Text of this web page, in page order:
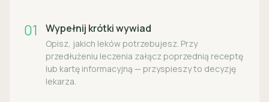
01 Wypełnij krótki wywiad
Opisz, jakich leków potrzebujesz. Przy
przedłużeniu leczenia załącz poprzednią receptę
lub kartę informacyjną — przyspieszy to decyzję
lekarza.